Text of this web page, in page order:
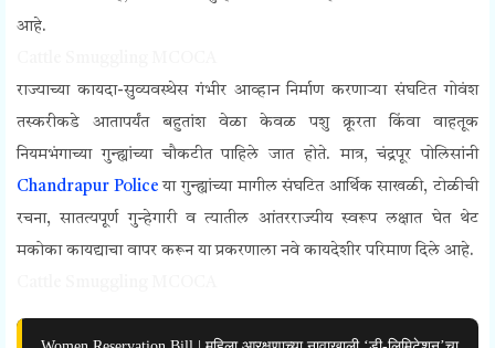
आहे.
राज्याच्या कायदा-सुव्यवस्थेस गंभीर आव्हान निर्माण करणाऱ्या संघटित गोवंश
तस्करीकडे आतापर्यंत बहुतांश वेळा केवळ पशु क्रूरता किंवा वाहतूक
नियमभंगाच्या गुन्ह्यांच्या चौकटीत पाहिले जात होते. मात्र, चंद्रपूर पोलिसांनी
Chandrapur Police या गुन्ह्यांच्या मागील संघटित आर्थिक साखळी, टोळीची
रचना, सातत्यपूर्ण गुन्हेगारी व त्यातील आंतरराज्यीय स्वरूप लक्षात घेत थेट
मकोका कायद्याचा वापर करून या प्रकरणाला नवे कायदेशीर परिमाण दिले आहे.